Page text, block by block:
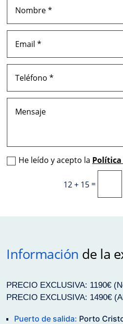
He leído y acepto la
12 + 15=
Información de la
PRECIO EXCLUSIVA: 1190€
PRECIO EXCLUSIVA: 1490€
Puerto de salida: Porto